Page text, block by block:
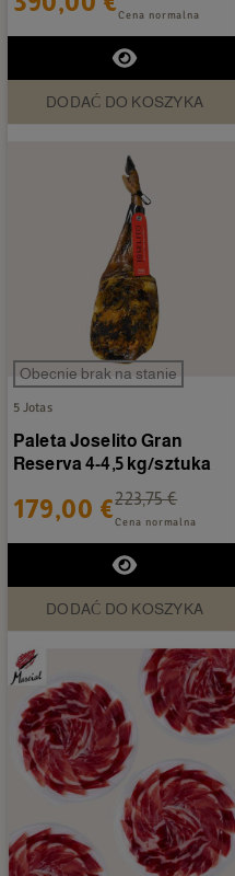
Cena normalna
DODAĆ DO KOSZYKA
Obecnie brak na stanie
5 Jotas
Paleta Joselito Gran
Reserva 4-4,5 kg/sztuka
179,00 €223,75 €
Cena normalna
DODAĆ DO KOSZYKA